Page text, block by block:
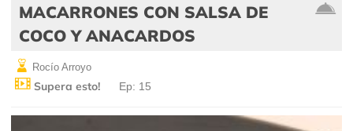
MACARRONES CON SALSA DE
COCO Y ANACARDOS
Rocío Arroyo
Supera esto! Ep: 15